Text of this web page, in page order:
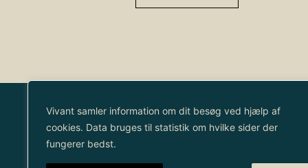
Vivant samler information om dit besøg ved hjælp af
cookies. Data bruges til statistik om hvilke sider der
fungerer bedst.